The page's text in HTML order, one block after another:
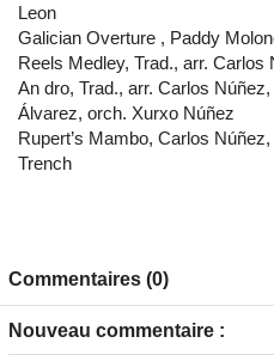
Leon
Galician Overture , Paddy
Reels Medley, Trad., arr.
An dro, Trad., arr. Carlos
Álvarez, orch. Xurxo Núñez
Rupert’s Mambo, Carlos
Trench
Commentaires (0)
Nouveau commentaire :